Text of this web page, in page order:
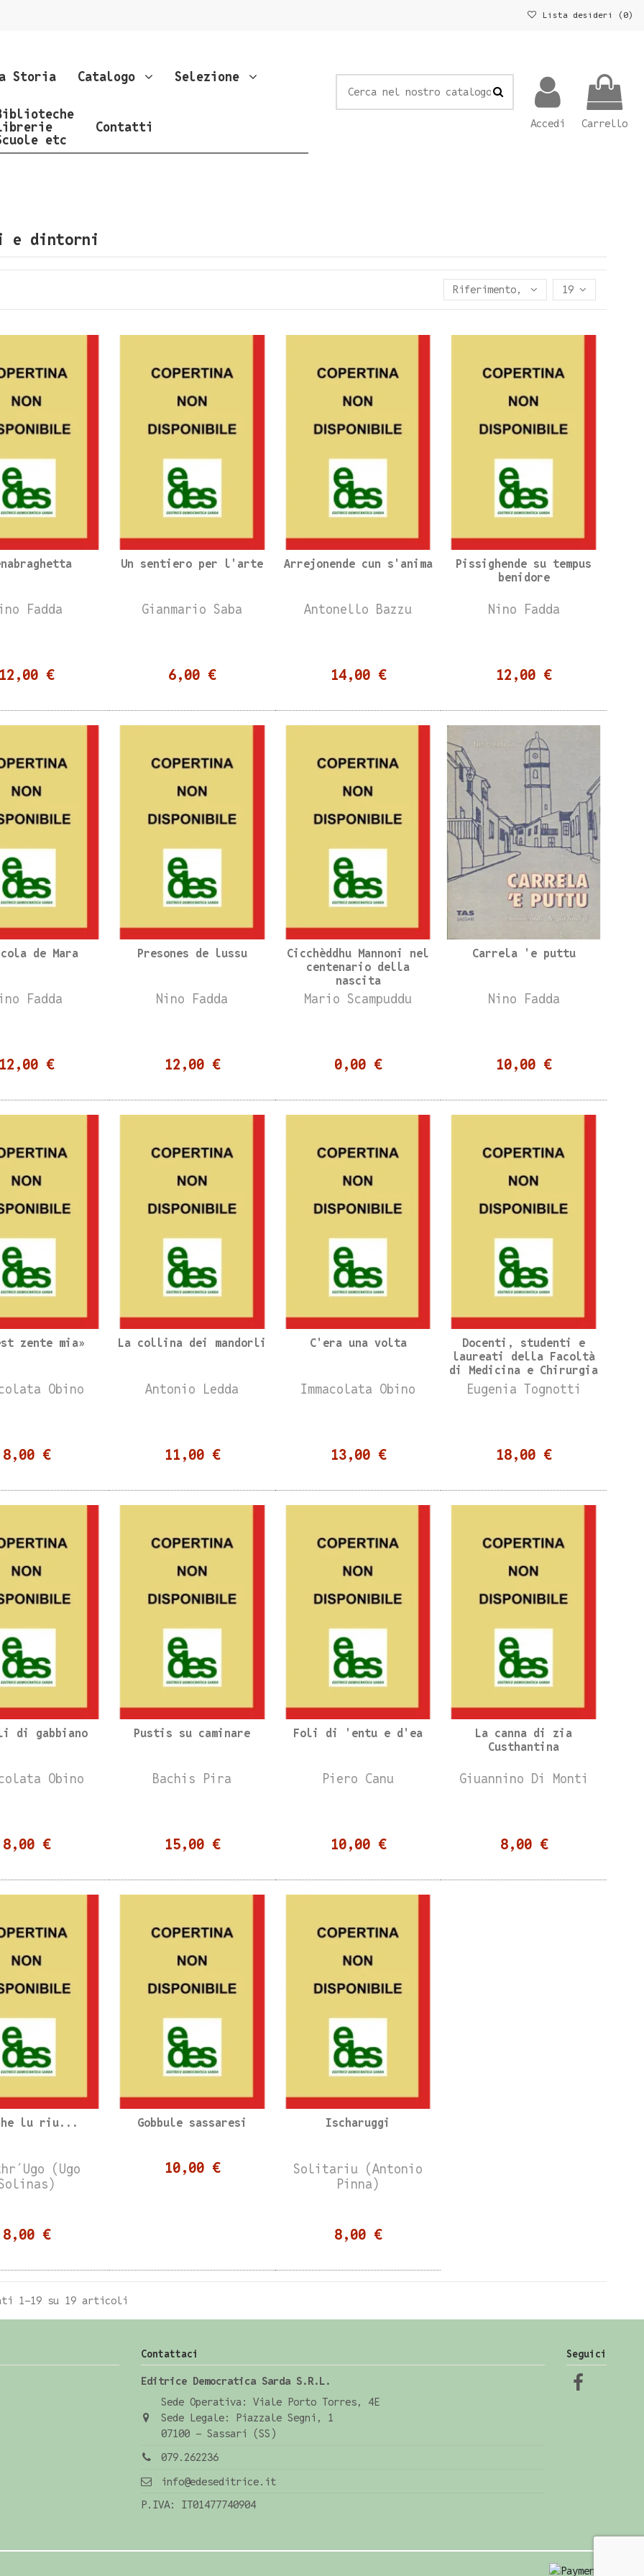
Lista desideri (0)
Storia Catalogo Selezione
etc
Contatti Accedi Carrello
e dintorni
Riferimento, Z - A 19
Fadda
€
Un sentiero per l'arte
Gianmario Saba
6,00 €
Arrejonende cun s'anima
Antonello Bazzu
14,00 €
Pissighende su tempus
benidore
Nino Fadda
12,00 €
de Mara
Fadda
€
Presones de lussu
Nino Fadda
12,00 €
Cicchèddhu Mannoni nel
centenario della
nascita
Mario Scampuddu
0,00 €
Carrela 'e puttu
Nino Fadda
10,00 €
zente mia»
Obino
8,00 €
La collina dei mandorli
Antonio Ledda
11,00 €
C'era una volta
Immacolata Obino
13,00 €
Docenti, studenti e
laureati della Facoltà
di Medicina e Chirurgia
Eugenia Tognotti
18,00 €
di gabbiano
Obino
8,00 €
Pustis su caminare
Bachis Pira
15,00 €
Foli di 'entu e d'ea
Piero Canu
10,00 €
La canna di zia
Custhantina
Giuannino Di Monti
8,00 €
lu riu...
(Ugo
8,00 €
Gobbule sassaresi
10,00 €
Ischaruggi
Solitariu (Antonio
Pinna)
8,00 €
1-19 su 19 articoli
Contattaci
Editrice Democratica Sarda S.R.L.
Sede Operativa: Viale Porto Torres, 4E
Sede Legale: Piazzale Segni, 1
07100 - Sassari (SS)
079.262236
info@edeseditrice.it
P.IVA: IT01477740904
Seguici